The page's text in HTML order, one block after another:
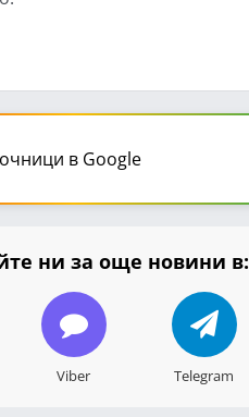
в Google
ни за още новини в:
Viber Telegram